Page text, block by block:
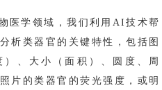
医学领域，我们利用 AI技术帮
析类器官的关键特性，包括图
、大小（面积）、圆度、周
片的类器官的荧光强度，或明